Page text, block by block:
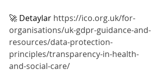
🚀 Detaylar https://ico.org.uk/for-
organisations/uk-gdpr-guidance-and-
resources/data-protection-
principles/transparency-in-health-
and-social-care/